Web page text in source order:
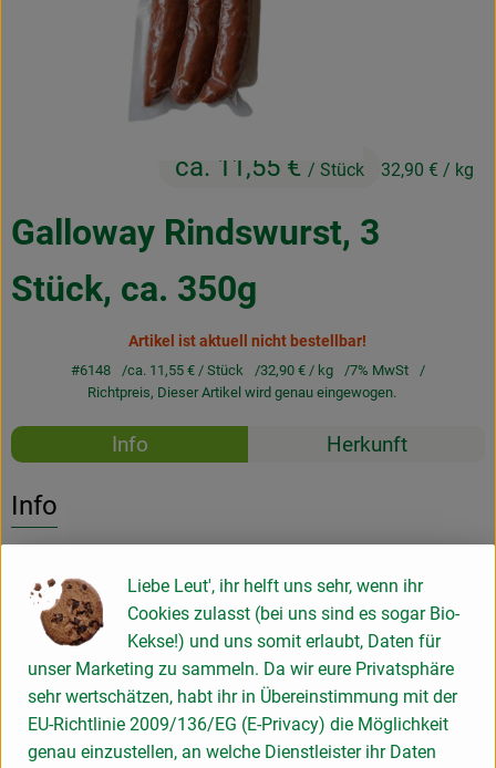
Kochen & Backen
Blog
Rezepte
Veranstaltungen
Galloway Rindswurst, 3
Stück, ca. 350g
ca. 11,55 € / Stück 32,90 € / kg
Artikel ist aktuell nicht bestellbar!
#6148 ca. 11,55 € / Stück 32,90 € / kg
7% MwSt
Richtpreis, Dieser Artikel wird genau eingewogen.
Rezepte
Info Herkunft
Info
Galloway-Rindfleisch*, Nitritpökelsalz (Meersalz,
Konservierungsstoff Natriumnitrit), Pfeffer*, Muskat*,
Paprika*, Ingwer*, Koriander*, SENFMEHL*,
Liebstockwurzel*, Chili*, Kümmel*, Knoblauch* , Fenchel*,
Cardamon*, Säureregulator: Natriumcitrat,Glucose*,
Antioxidantien: Ascorbinsäure, Natrium-L-Ascorbat
Liebe Leut', ihr helft uns sehr, wenn ihr
Cookies zulasst (bei uns sind es sogar Bio-
Kekse!) und uns somit erlaubt, Daten für
unser Marketing zu sammeln. Da wir eure Privatsphäre
sehr wertschätzen, habt ihr in Übereinstimmung mit der
EU-Richtlinie 2009/136/EG (E-Privacy) die Möglichkeit
genau einzustellen, an welche Dienstleister ihr Daten